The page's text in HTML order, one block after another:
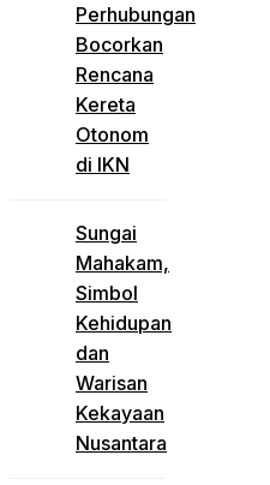
Perhubungan
Bocorkan
Rencana
Kereta
Otonom
di IKN
Sungai
Mahakam,
Simbol
Kehidupan
dan
Warisan
Kekayaan
Nusantara